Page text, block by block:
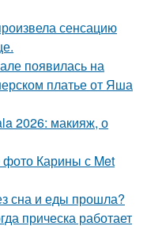
сенсацию
появилась на
платье от Яша
2026: макияж, о
Карины с Met
сна и еды прошла?
прическа работает